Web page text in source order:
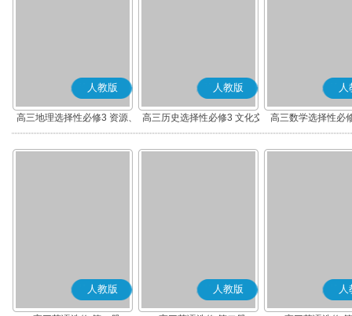
人教版
高三地理选择性必修3 资源、
环境与国家安全
人教版
高三历史选择性必修3 文化交
流与传播(部编版)
人
高三数学选择性必
(A版)
人教版 人教版 人